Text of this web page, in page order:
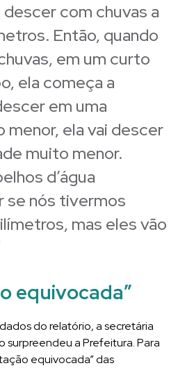
com chuvas a
Então, quando
em um curto
ela começa a
em uma
ela vai descer
muito menor.
d’água
se nós tivermos
mas eles vão
equivocada”
do relatório, a secretária
surpreendeu a Prefeitura. Para
equivocada” das